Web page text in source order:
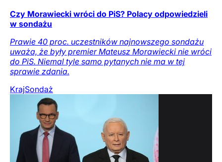
Czy Morawiecki wróci do PiS? Polacy odpowiedzieli
w sondażu
Prawie 40 proc. uczestników najnowszego sondażu
uważa, że były premier Mateusz Morawiecki nie wróci
do PiS. Niemal tyle samo pytanych nie ma w tej
sprawie zdania.
KrajSondaż